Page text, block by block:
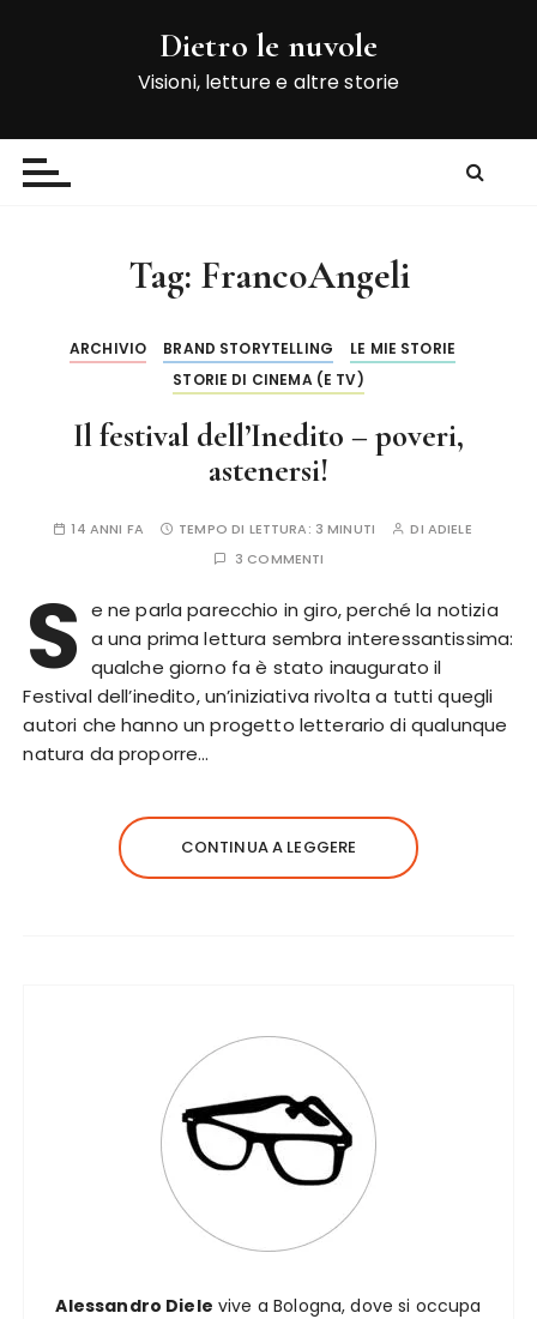
a
Dietro le nuvole
Visioni, letture e altre storie
Tag: FrancoAngeli
ARCHIVIO BRAND STORYTELLING
LE MIE STORIE
STORIE DI CINEMA (E TV)
Il festival dell’Inedito – poveri,
astenersi!
14 ANNI FA TEMPO DI LETTURA: 3 MINUTI DI ADIELE
3 COMMENTI
S e ne parla parecchio in giro, perché la notizia
a una prima lettura sembra interessantissima:
qualche giorno fa è stato inaugurato il
Festival dell’inedito, un’iniziativa rivolta a tutti quegli
autori che hanno un progetto letterario di qualunque
natura da proporre…
CONTINUA A LEGGERE
Alessandro Diele vive a Bologna, dove si occupa